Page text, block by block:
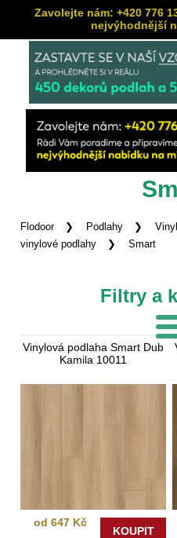
Zavolejte nám: +420 776
nejvýhodnější
Flodoor Podlahy
vinylové podlahy
Smart
Filtry a
Vinylová podlaha Smart Dub
Kamila 10011
od 647 Kč
KOUPIT